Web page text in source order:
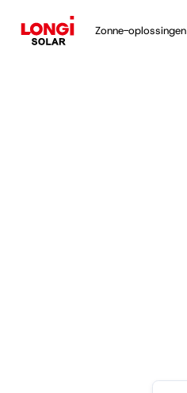
Zonne-oplossingen